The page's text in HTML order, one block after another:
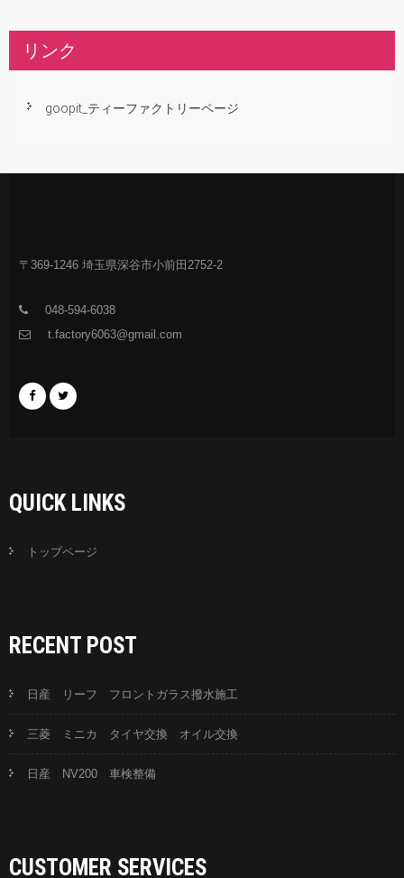
リンク
goopit_ティーファクトリーページ
〒369-1246 埼玉県深谷市小前田2752-2
048-594-6038
t.factory6063@gmail.com
QUICK LINKS
トップページ
RECENT POST
日産 リーフ フロントガラス撥水施工
三菱 ミニカ タイヤ交換 オイル交換
日産 NV200 車検整備
CUSTOMER SERVICES